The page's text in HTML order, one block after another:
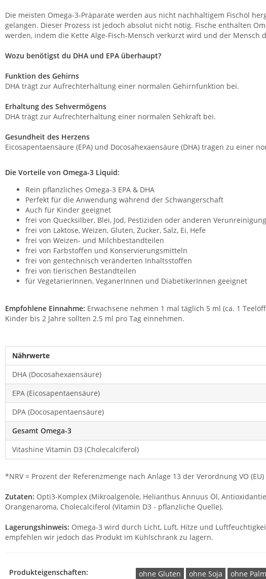
Die meisten Omega-3-Präparate werden aus nicht nachhaltigem Fischöl
gelangen. Dieser Prozess ist jedoch absolut nicht nötig. Fische enthalten
werden, indem die Kette Alge-Fisch-Mensch verkürzt wird und der
Wozu benötigst du DHA und EPA überhaupt?
Funktion des Gehirns
DHA trägt zur Aufrechterhaltung einer normalen Gehirnfunktion bei.
Erhaltung des Sehvermögens
DHA trägt zur Aufrechterhaltung einer normalen Sehkraft bei.
Gesundheit des Herzens
Eicosapentaensäure (EPA) und Docosahexaensäure (DHA) tragen zu einer
Die Vorteile von Omega-3 Liquid:
Rein pflanzliches Omega-3 EPA & DHA
Perfekt für die Anwendung während der Schwangerschaft
Auch für Kinder geeignet
frei von Quecksilber, Blei, Jod, Pestiziden oder anderen
frei von Laktose, Weizen, Gluten, Zucker, Salz, Ei, Hefe
frei von Weizen- und Milchbestandteilen
frei von Farbstoffen und Konservierungsmitteln
frei von gentechnisch veränderten Inhaltsstoffen
frei von tierischen Bestandteilen
für VegetarierInnen, VeganerInnen und DiabetikerInnen geeignet
Empfohlene Einnahme: Erwachsene nehmen 1 mal täglich 5 ml (ca. 1
Kinder bis 2 Jahre sollten 2.5 ml pro Tag einnehmen.
Nährwerte
DHA (Docosahexaensäure)
EPA (Eicosapentaensäure)
DPA (Docosapentaensäure)
Gesamt Omega-3
Vitashine Vitamin D3 (Cholecalciferol)
*NRV = Prozent der Referenzmenge nach Anlage 13 der Verordnung VO (EU)
Zutaten: Opti3-Komplex (Mikroalgenöle, Helianthus Annuus Öl,
Orangenaroma, Cholecalciferol (Vitamin D3 - pflanzliche Quelle).
Lagerungshinweis: Omega-3 wird durch Licht, Luft, Hitze und
empfehlen wir jedoch das Produkt im Kühlschrank zu lagern.
Produkteigenschaften: ohne Gluten ohne Soja ohne